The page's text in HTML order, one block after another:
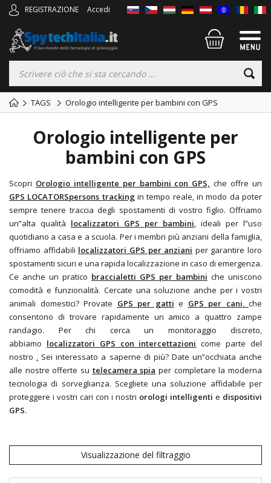
REGISTRAZIONE Accedi
TAGS Orologio intelligente per bambini con GPS
Orologio intelligente per
bambini con GPS
Scopri Orologio intelligente per bambini con GPS, che offre un
GPS LOCATORSpersons tracking in tempo reale, in modo da poter
sempre tenere traccia degli spostamenti di vostro figlio. Offriamo
un”alta qualità localizzatori GPS per bambini, ideali per l”uso
quotidiano a casa e a scuola. Per i membri più anziani della famiglia,
offriamo affidabili localizzatori GPS per anziani per garantire loro
spostamenti sicuri e una rapida localizzazione in caso di emergenza.
Ce anche un pratico braccialetti GPS per bambini che uniscono
comodità e funzionalità. Cercate una soluzione anche per i vostri
animali domestici? Provate GPS per gatti e GPS per cani, che
consentono di trovare rapidamente un amico a quattro zampe
randagio. Per chi cerca un monitoraggio discreto,
abbiamo localizzatori GPS con intercettazioni come parte del
nostro . Sei interessato a saperne di più? Date un”occhiata anche
alle nostre offerte su telecamera spia per completare la moderna
tecnologia di sorveglianza. Scegliete una soluzione affidabile per
proteggere i vostri cari con i nostri orologi intelligenti e dispositivi
GPS.
Visualizzazione del filtraggio